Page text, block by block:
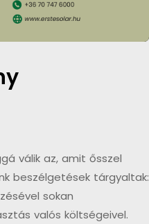
válik az, amit ősszel
beszélgetések tárgyaltak:
sokan
valós költségeivel.